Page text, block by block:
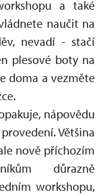
a také
naučit na
nevadí - stačí
plesové boty na
doma a vezměte
nápovědu
Většina
nově příchozím
důrazně
workshopu,